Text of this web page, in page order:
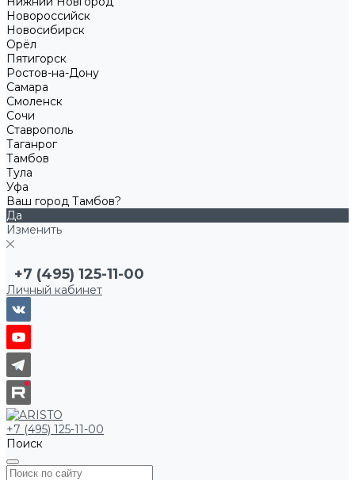
Новороссийск
Новосибирск
Орёл
Пятигорск
Ростов-на-Дону
Самара
Смоленск
Сочи
Ставрополь
Таганрог
Тамбов
Тула
Уфа
Ваш город Тамбов?
Да
Изменить
+7 (495) 125-11-00
Личный кабинет
+7 (495) 125-11-00
Поиск